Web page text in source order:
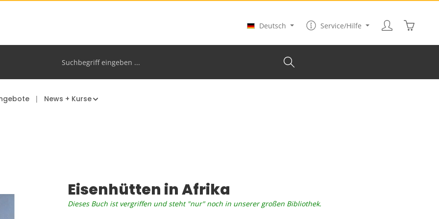
Deutsch
Service/Hilfe
News + Kurse
Eisenhütten in Afrika
Dieses Buch ist vergriffen und steht "nur" noch in unserer großen Bibliothek.